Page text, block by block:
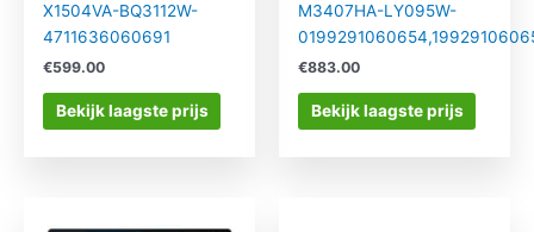
X1504VA-BQ3112W-
4711636060691
€599.00
Bekijk laagste prijs
M3407HA-LY095W-
€883.00
Bekijk laagste prijs